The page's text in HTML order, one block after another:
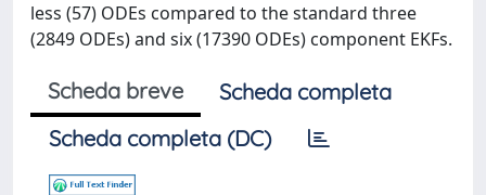
less (57) ODEs compared to the standard three
(2849 ODEs) and six (17390 ODEs) component EKFs.
Scheda breve
Scheda completa
Scheda completa (DC)